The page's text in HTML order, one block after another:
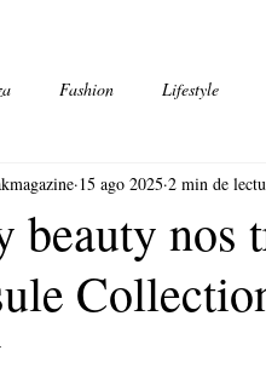
Fashion Lifestyle
Arte
beauty nos
15 ago 2025 2 min de